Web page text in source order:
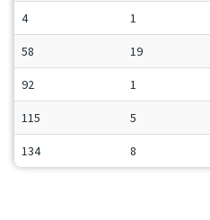
4 1
58 19
92 1
115 5
134 8